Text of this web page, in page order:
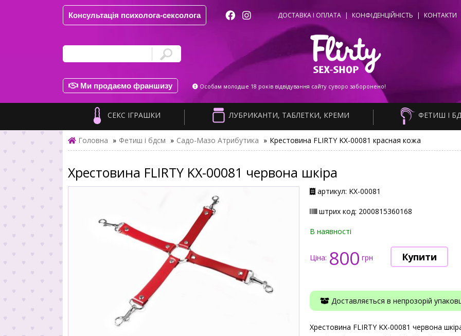
Консультація психолога-сексолога ДОСТАВКА І ОПЛАТА | КОНФІДЕНЦІЙНІСТЬ | КОНТАКТИ
Ми продаємо франшизу Особам молодше 18 років відвідування сайту суворо заборонено!
СЕКС ІГРАШКИ ЛУБРИКАНТИ, ТАБЛЕТКИ, КРЕМИ ФЕТИШ І
Головна » Фетиш і бдсм » Садо-Мазо Атрибутика » Крестовина FLIRTY KX-00081 красная кожа
Хрестовина FLIRTY KX-00081 червона шкіра
артикул: KX-00081
штрих код: 2000815360168
В наявності
Ціна: 800 грн
Доставляється в непрозорій
Хрестовина FLIRTY KX-00081 червона